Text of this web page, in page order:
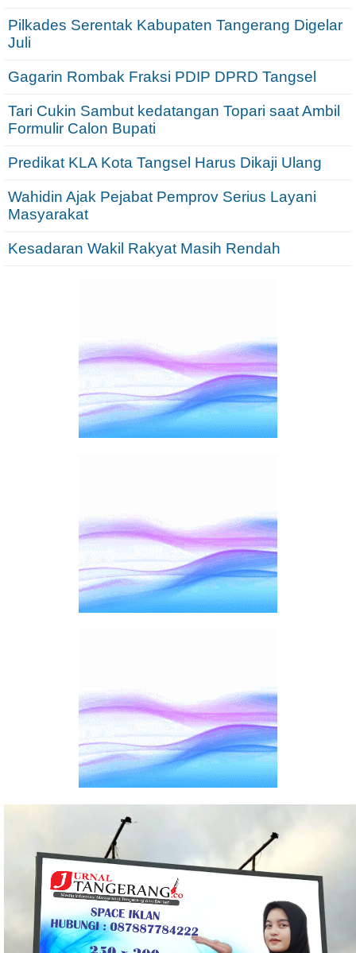
Pilkades Serentak Kabupaten Tangerang Digelar
Juli
Gagarin Rombak Fraksi PDIP DPRD Tangsel
Tari Cukin Sambut kedatangan Topari saat Ambil
Formulir Calon Bupati
Predikat KLA Kota Tangsel Harus Dikaji Ulang
Wahidin Ajak Pejabat Pemprov Serius Layani
Masyarakat
Kesadaran Wakil Rakyat Masih Rendah